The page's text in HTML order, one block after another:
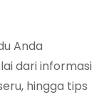
Anda
dari informasi
hingga tips